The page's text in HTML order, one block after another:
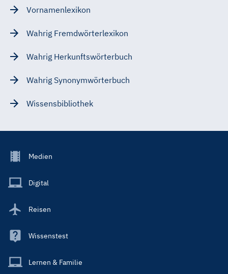
Vornamenlexikon
Wahrig Fremdwörterlexikon
Wahrig Herkunftswörterbuch
Wahrig Synonymwörterbuch
Wissensbibliothek
Footer
Main
Medien
Digital
Reisen
Wissenstest
Lernen & Familie